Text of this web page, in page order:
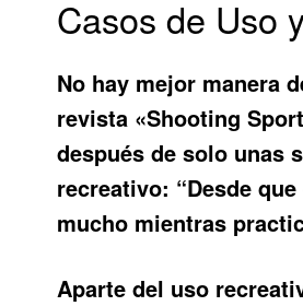
Casos de Uso
No hay mejor manera
revista «Shooting
después de solo unas
recreativo: “Desde
mucho mientras
Aparte del uso